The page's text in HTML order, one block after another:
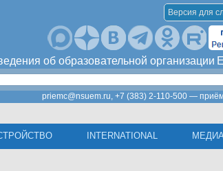
Версия для
об образовательной организации
priemc@nsuem.ru, +7 (383) 2-110-500 —
INTERNATIONAL